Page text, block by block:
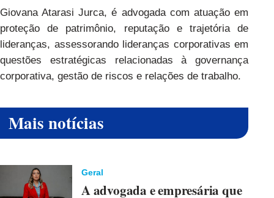
Giovana Atarasi Jurca, é advogada com atuação em
proteção de patrimônio, reputação e trajetória de
lideranças, assessorando lideranças corporativas em
questões estratégicas relacionadas à governança
corporativa, gestão de riscos e relações de trabalho.
Mais notícias
Geral
A advogada e empresária que